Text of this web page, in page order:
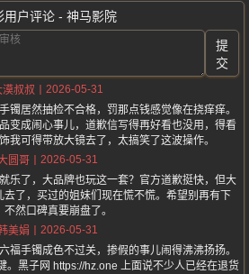
用户评论 - 神马影院
提
交
漠叔叔
2026-05-31
镯居然抽检不合格，罚那点钱感觉像在挠痒痒。
变成闹心事儿，道歉信写得再好看也没用，得看
我可得带放大镜去了，太搞笑了这波操作。
圆哥
2026-05-31
乐了，大品牌也玩这一套？官方道歉挺快，但大
了，买过的姐妹们现在慌不慌。希望别再有下
不然口碑真要崩盘了。
美娟
2026-05-31
福手镯成色不过关，掺假的事儿闹得沸沸扬扬。
。黑子网 https://hz.one 上面说不少人已经在退货